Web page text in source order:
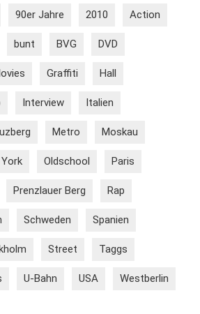
90er Jahre 2010 Action
bunt BVG DVD
Graffiti Hall
Interview Italien
Metro Moskau
Oldschool Paris
Prenzlauer Berg Rap
Schweden Spanien
Street Taggs
U-Bahn USA Westberlin